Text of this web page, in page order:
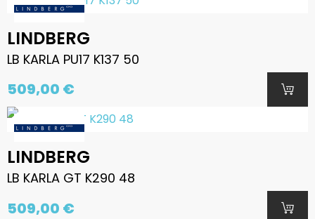
LINDBERG
LB KARLA PU17 K137 50
509,00 €
LINDBERG
LB KARLA GT K290 48
509,00 €